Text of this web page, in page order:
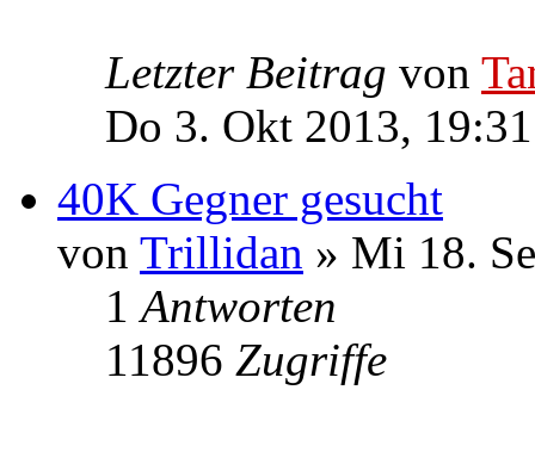
Letzter Beitrag von
Do 3. Okt 2013, 19:31
40K Gegner gesucht
von Trillidan » Mi 18.
1Antworten
11896 Zugriffe